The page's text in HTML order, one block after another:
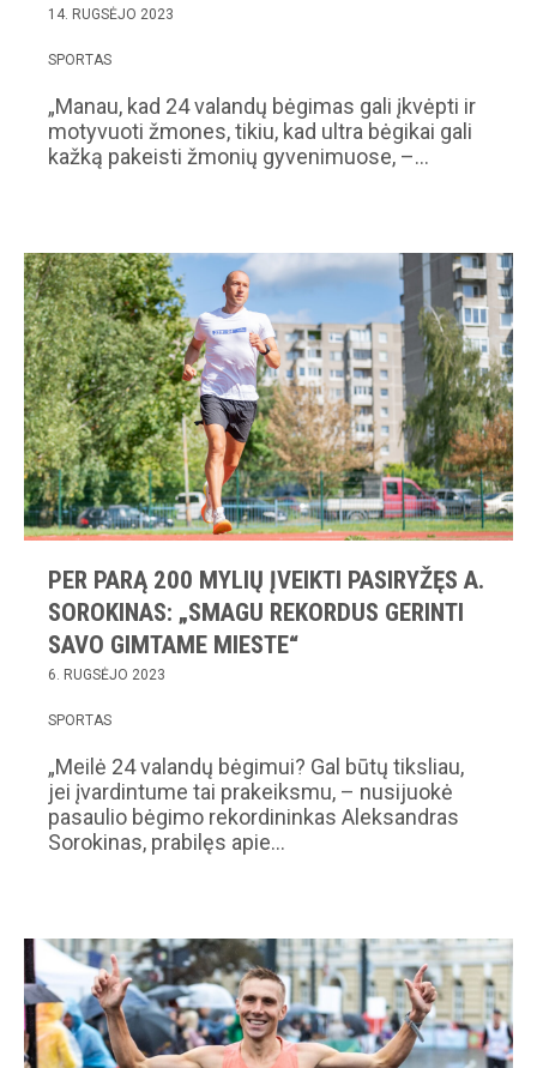
14. RUGSĖJO 2023
SPORTAS
„Manau, kad 24 valandų bėgimas gali įkvėpti ir
motyvuoti žmones, tikiu, kad ultra bėgikai gali
kažką pakeisti žmonių gyvenimuose, –…
PER PARĄ 200 MYLIŲ ĮVEIKTI PASIRYŽĘS A.
SOROKINAS: „SMAGU REKORDUS GERINTI
SAVO GIMTAME MIESTE“
6. RUGSĖJO 2023
SPORTAS
„Meilė 24 valandų bėgimui? Gal būtų tiksliau,
jei įvardintume tai prakeiksmu, – nusijuokė
pasaulio bėgimo rekordininkas Aleksandras
Sorokinas, prabilęs apie…